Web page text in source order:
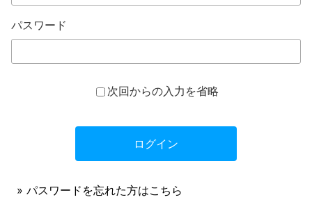
パスワード
次回からの入力を省略
ログイン
» パスワードを忘れた方はこちら